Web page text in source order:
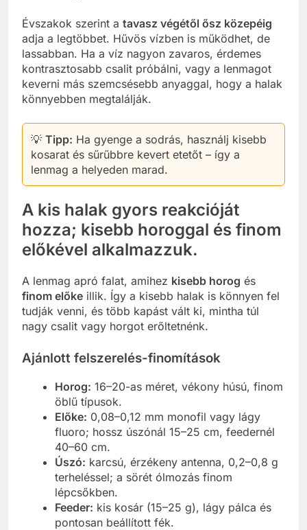
Évszakok szerint a tavasz végétől ősz közepéig
adja a legtöbbet. Hűvös vízben is működhet, de
lassabban. Ha a víz nagyon zavaros, érdemes
kontrasztosabb csalit próbálni, vagy a lenmagot
keverni más szemcsésebb anyaggal, hogy a halak
könnyebben megtalálják.
💡 Tipp: Ha gyenge a sodrás, használj kisebb
kosarat és sűrűbbre kevert etetőt – így a
lenmag a helyeden marad.
A kis halak gyors reakcióját
hozza; kisebb horoggal és finom
előkével alkalmazzuk.
A lenmag apró falat, amihez kisebb horog és
finom előke illik. Így a kisebb halak is könnyen fel
tudják venni, és több kapást vált ki, mintha túl
nagy csalit vagy horgot erőltetnénk.
Ajánlott felszerelés-finomítások
Horog: 16–20-as méret, vékony húsú, finom
öblű típusok.
Előke: 0,08–0,12 mm monofil vagy lágy
fluoro; hossz úszónál 15–25 cm, feedernél
40–60 cm.
Úszó: karcsú, érzékeny antenna, 0,2–0,8 g
terheléssel; a sörét ólmozás finom
lépcsőkben.
Feeder: kis kosár (15–25 g), lágy pálca és
pontosan beállított fék.